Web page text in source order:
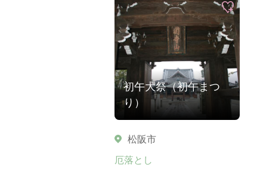
初午大祭（初午まつ
り）
松阪市
厄落とし